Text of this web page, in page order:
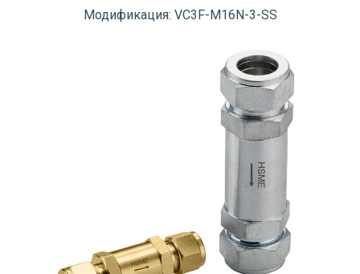
Модификация: VC3F-M16N-3-SS